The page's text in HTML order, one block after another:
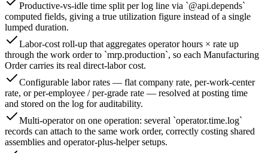
Productive-vs-idle time split per log line via `@api.depends`
computed fields, giving a true utilization figure instead of a single
lumped duration.
Labor-cost roll-up that aggregates operator hours × rate up
through the work order to `mrp.production`, so each Manufacturing
Order carries its real direct-labor cost.
Configurable labor rates — flat company rate, per-work-center
rate, or per-employee / per-grade rate — resolved at posting time
and stored on the log for auditability.
Multi-operator on one operation: several `operator.time.log`
records can attach to the same work order, correctly costing shared
assemblies and operator-plus-helper setups.